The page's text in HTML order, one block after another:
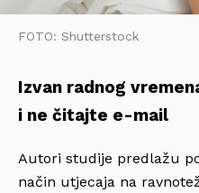
FOTO: Shutterstock
Izvan radnog
i ne čitajte e-mail
Autori studije predlažu
način utjecaja na